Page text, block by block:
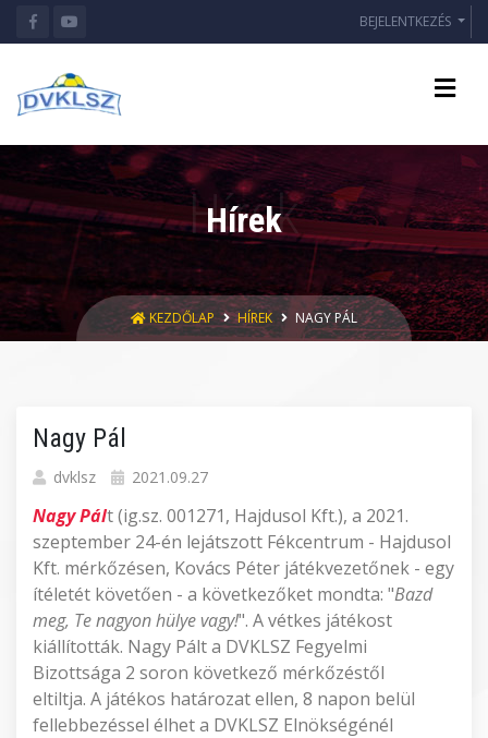
BEJELENTKEZÉS
Hírek
KEZDŐLAP HÍREK NAGY PÁL
Nagy Pál
dvklsz 2021.09.27
Nagy Pált (ig.sz. 001271, Hajdusol Kft.), a 2021.
szeptember 24-én lejátszott Fékcentrum - Hajdusol
Kft. mérkőzésen, Kovács Péter játékvezetőnek - egy
ítéletét követően - a következőket mondta: "Bazd
meg, Te nagyon hülye vagy!". A vétkes játékost
kiállították. Nagy Pált a DVKLSZ Fegyelmi
Bizottsága 2 soron következő mérkőzéstől
eltiltja. A játékos határozat ellen, 8 napon belül
fellebbezéssel élhet a DVKLSZ Elnökségénél